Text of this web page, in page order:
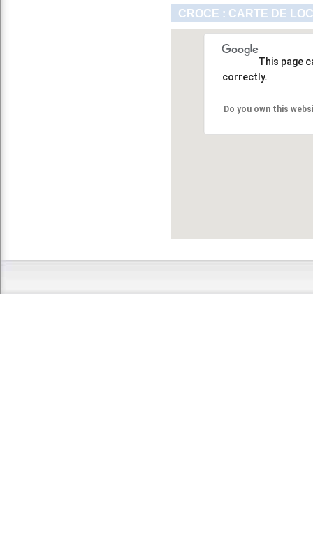
CROCE : CARTE DE
This page
correctly.
Do you own this